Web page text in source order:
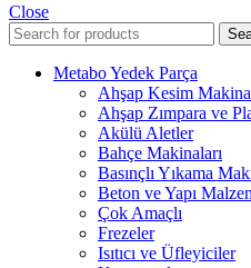
Close
Metabo Yedek Parça
Ahşap Kesim
Ahşap Zımpara ve
Akülü Aletler
Bahçe Makinaları
Basınçlı Yıkama
Beton ve Yapı
Çok Amaçlı
Frezeler
Isıtıcı ve Üfleyiciler